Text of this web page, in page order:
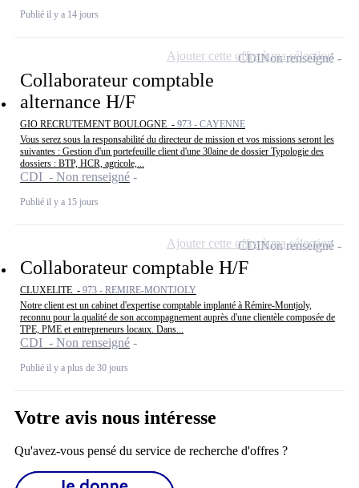
Publié il y a 14 jours
Collaborateur comptable
alternance H/F
GIO RECRUTEMENT BOULOGNE - 973 - CAYENNE
Vous serez sous la responsabilité du directeur de mission et vos missions seront les
suivantes : Gestion d'un portefeuille client d'une 30aine de dossier Typologie des
dossiers : BTP, HCR, agricole,...
CDI - Non renseigné
Publié il y a 15 jours
CDINon renseigné
Ajouter cette offre à ma sélection
Collaborateur comptable H/F
CLUXELITE - 973 - REMIRE-MONTJOLY
Notre client est un cabinet d'expertise comptable implanté à Rémire-Montjoly,
reconnu pour la qualité de son accompagnement auprès d'une clientèle composée de
TPE, PME et entrepreneurs locaux. Dans...
CDI - Non renseigné
Publié il y a plus de 30 jours
CDINon renseigné
Ajouter cette offre à ma sélection
Votre avis nous intéresse
Qu'avez-vous pensé du service de recherche d'offres ?